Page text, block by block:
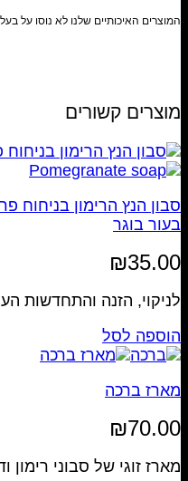
המוצרים האיכותיים שלנו לא נוסו על
מוצרים קשורים
סבון הנץ הרימון בניחוח
בעור בוגר
₪35.00
לניקוי, הזנה והתחדשות העור כ-
הוספה לסל
מארז ברכה
₪70.00
מארז זוגי של סבוני רימון